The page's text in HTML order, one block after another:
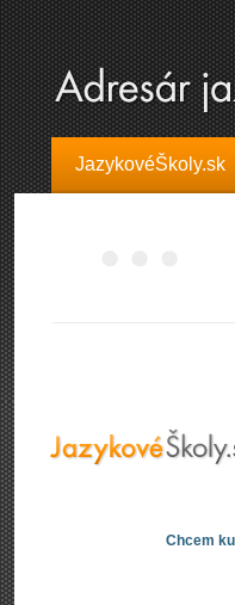
JazykovéŠkoly.sk
Chcem